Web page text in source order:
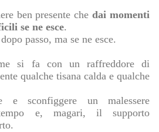
ben presente chedai momenti
se ne esce.
passo, ma se ne esce.
si fa con un raffreddore di
qualche tisana calda e qualche
e sconfiggere un malessere
e, magari, il supporto